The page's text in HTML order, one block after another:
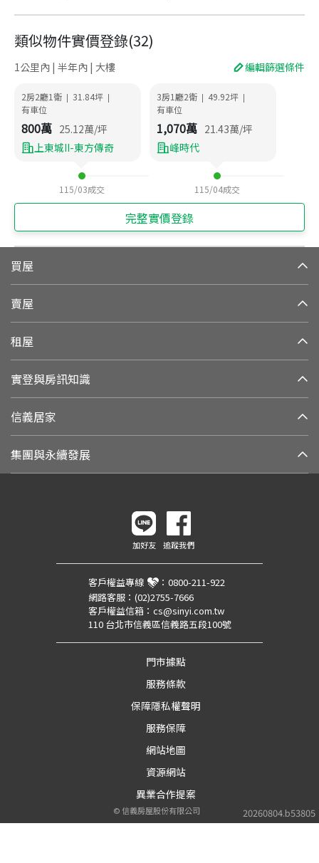
類似物件實價登錄(32)
1公里內 | 半年內 | 大樓 編輯篩選條件
2房2廳1衛 | 31.84坪 |
有車位
800萬 25.12萬/坪
上東城II-東方傳奇
115/03成交
3房1廳2衛 | 49.92坪 |
有車位
1,070萬 21.43萬/坪
峰時代
115/04成交
完整實價登錄
買屋
賣屋
租屋
實登與房訊知識
信義居家
集團與永續發展
20260804.b53805
加好友 追蹤我們
客戶權益專線 ： 0800-211-922
網路客服： (02)2755-7666
客戶權益信箱： cs@sinyi.com.tw
110 台北市信義區信義路五段100號
門市據點
服務條款
保障隱私權聲明
服務保障
網站地圖
資源網站
異業合作提案
©信義房屋股份有限公司